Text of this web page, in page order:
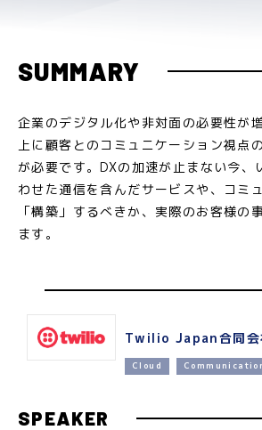
SUMMARY
企業のデジタル化や非対面の必要性が
上に顧客とのコミュニケーション視点
が必要です。DXの加速が止まない今、
わせた通信を含んだサービスや、コミ
「構築」するべきか、実際のお客様の
ます。
Twilio Japan合同会
Cloud
SPEAKER